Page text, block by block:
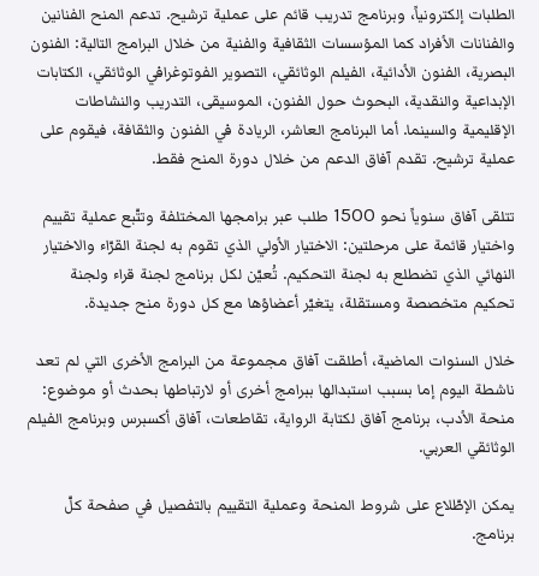
الطلبات إلكترونياً، وبرنامج تدريب قائم على عملية ترشيح. تدعم المنح الفنانين
والفنانات الأفراد كما المؤسسات الثقافية والفنية من خلال البرامج التالية: الفنون
البصرية، الفنون الأدائية، الفيلم الوثائقي، التصوير الفوتوغرافي الوثائقي، الكتابات
الإبداعية والنقدية، البحوث حول الفنون، الموسيقى، التدريب والنشاطات
الإقليمية والسينما. أما البرنامج العاشر، الريادة في الفنون والثقافة، فيقوم على
عملية ترشيح. تقدم آفاق الدعم من خلال دورة المنح فقط.
تتلقى آفاق سنوياً نحو 1500 طلب عبر برامجها المختلفة وتتّبع عملية تقييم
واختيار قائمة على مرحلتين: الاختيار الأولي الذي تقوم به لجنة القرّاء والاختيار
النهائي الذي تضطلع به لجنة التحكيم. تُعيّن لكل برنامج لجنة قراء ولجنة
تحكيم متخصصة ومستقلة، يتغيّر أعضاؤها مع كل دورة منح جديدة.
خلال السنوات الماضية، أطلقت آفاق مجموعة من البرامج الأخرى التي لم تعد
ناشطة اليوم إما بسبب استبدالها ببرامج أخرى أو لارتباطها بحدث أو موضوع:
منحة الأدب، برنامج آفاق لكتابة الرواية، تقاطعات، آفاق أكسبرس وبرنامج الفيلم
الوثائقي العربي.
يمكن الإطّلاع على شروط المنحة وعملية التقييم بالتفصيل في صفحة كلّ
برنامج.